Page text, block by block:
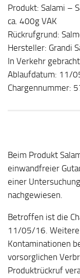
Produkt: Salami –
ca. 400g VAK
Rückrufgrund:
Hersteller: Grandi
In Verkehr
Ablaufdatum: 11/
Chargennummer:
Beim Produkt
einwandfreier
einer
nachgewiesen.
Betroffen ist die
11/05/16.
Kontaminationen
vorsorglichen
Produktrückruf